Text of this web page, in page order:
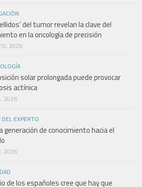
del tumor revelan la clave del
en la oncología de precisión
2026
solar prolongada puede provocar
actínica
2026
EXPERTO
generación de conocimiento hacia el
2026
de los españoles cree que hay que